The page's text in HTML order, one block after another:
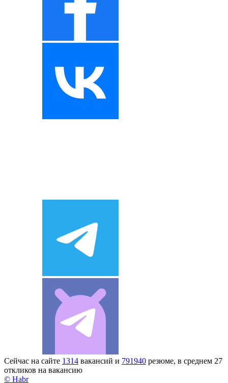
Сейчас на сайте 1314 вакансий и 791940 резюме, в среднем 27
откликов на вакансию
© Habr